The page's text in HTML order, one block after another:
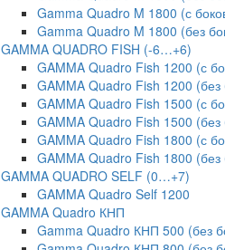
Gamma Quadro M 1800 (с
Gamma Quadro M 1800 (без
GAMMA QUADRO FISH (-6…+6)
GAMMA Quadro Fish 1200 (с
GAMMA Quadro Fish 1200 (без
GAMMA Quadro Fish 1500 (с
GAMMA Quadro Fish 1500 (без
GAMMA Quadro Fish 1800 (с
GAMMA Quadro Fish 1800 (без
GAMMA QUADRO SELF (0…+7)
GAMMA Quadro Self 1200
GAMMA Quadro КНП
Gamma Quadro КНП 500 (без